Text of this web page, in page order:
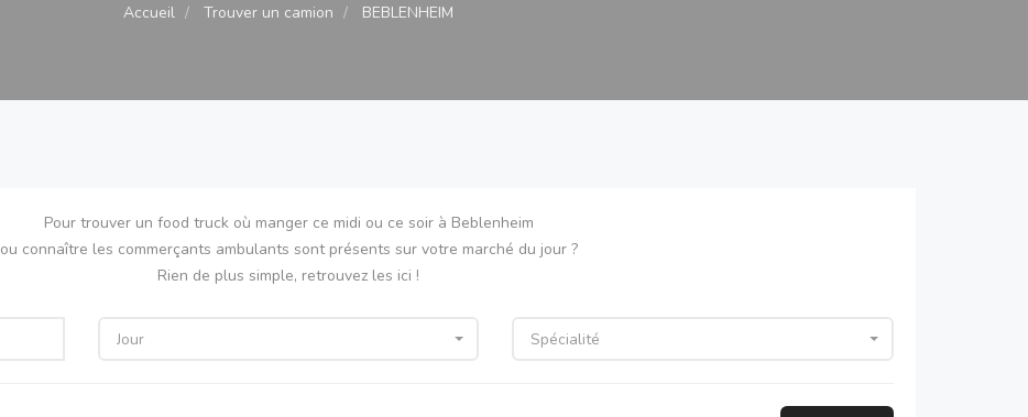
Accueil Trouver un camion BEBLENHEIM
Pour trouver un food truck où manger ce midi ou ce soir à Beblenheim
ou connaître les commerçants ambulants sont présents sur votre marché du jour ?
Rien de plus simple, retrouvez les ici !
Jour Spécialité